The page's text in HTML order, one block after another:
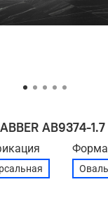
AB9374-1.7
Форма